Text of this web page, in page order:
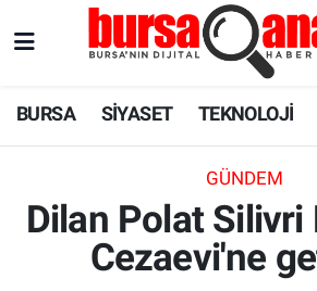
BURSA SİYASET TEKNOLOJİ
GÜNDEM
Dilan Polat Silivri
Cezaevi'ne
SPOR
Süper Lig Puan Durumu ve